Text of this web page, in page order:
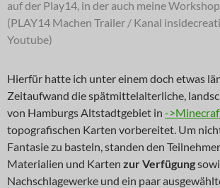
auf der Play14, in der auch meine
(PLAY14 Machen Trailer / Kanal
Youtube)
Hierfür hatte ich unter einem doch etwas
Zeitaufwand die spätmittelalterliche,
von Hamburgs Altstadtgebiet in -
topografischen Karten vorbereitet. Um
Fantasie zu basteln, standen den
Materialien und Karten zur Verfügung
Nachschlagewerke und ein paar